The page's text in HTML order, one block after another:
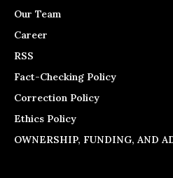
Our Team
Career
RSS
Fact-Checking Policy
Correction Policy
Ethics Policy
OWNERSHIP, FUNDING, AND